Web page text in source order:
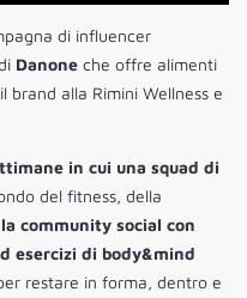
di influencer
Danone che offre alimenti
alla Rimini Wellness e
in cui una squad di
del fitness, della
community social con
esercizi di body&mind
restare in forma, dentro e